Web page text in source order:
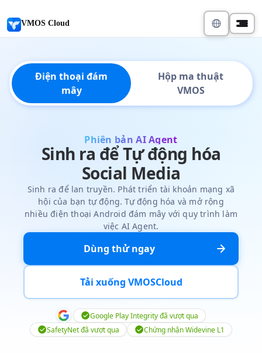
VMOS Cloud
Điện thoại đám
mây
Hộp ma thuật
VMOS
Phiên bản AI Agent
Dùng thử ngay
Tải xuống VMOSCloud
Sinh ra để Tự động hóa
Social Media
Sinh ra để lan truyền. Phát triển tài khoản mạng xã
hội của bạn tự động. Tự động hóa và mở rộng
nhiều điện thoại Android đám mây với quy trình làm
việc AI Agent.
Google Play Integrity đã vượt qua
SafetyNet đã vượt qua
Chứng nhận Widevine L1